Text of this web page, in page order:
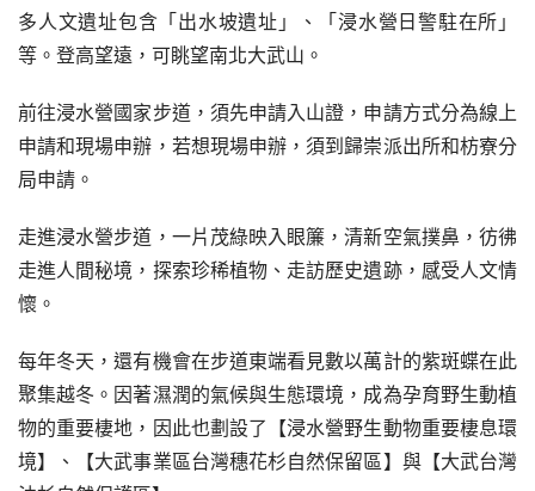
多人文遺址包含「出水坡遺址」、「浸水營日警駐在所」
等。登高望遠，可眺望南北大武山。
前往浸水營國家步道，須先申請入山證，申請方式分為線上
申請和現場申辦，若想現場申辦，須到歸崇派出所和枋寮分
局申請。
走進浸水營步道，一片茂綠映入眼簾，清新空氣撲鼻，彷彿
走進人間秘境，探索珍稀植物、走訪歷史遺跡，感受人文情
懷。
每年冬天，還有機會在步道東端看見數以萬計的紫斑蝶在此
聚集越冬。因著濕潤的氣候與生態環境，成為孕育野生動植
物的重要棲地，因此也劃設了【浸水營野生動物重要棲息環
境】、【大武事業區台灣穗花杉自然保留區】與【大武台灣